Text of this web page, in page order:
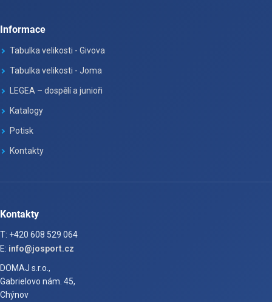
Informace
Tabulka velikosti - Givova
Tabulka velikosti - Joma
LEGEA – dospělí a junioři
Katalogy
Potisk
Kontakty
Kontakty
T: +420 608 529 064
E: info@josport.cz
DOMAJ s.r.o.,
Gabrielovo nám. 45,
Chýnov